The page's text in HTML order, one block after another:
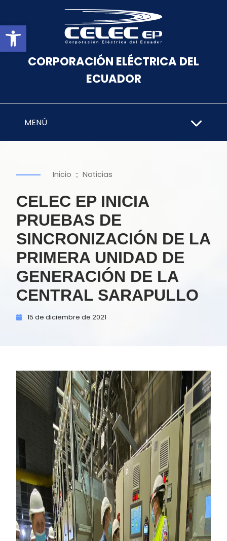
Abrir barra de herramientas
CORPORACIÓN ELÉCTRICA DEL
ECUADOR
MENÚ
Inicio :: Noticias
CELEC EP INICIA
PRUEBAS DE
SINCRONIZACIÓN DE LA
PRIMERA UNIDAD DE
GENERACIÓN DE LA
CENTRAL SARAPULLO
15 de diciembre de 2021